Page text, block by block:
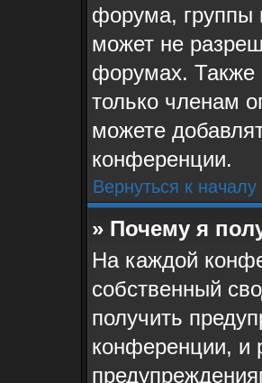
форума, группы
может не
форумах. Также
только членам
можете
конференции.
Вернуться к началу
» Почему я
На каждой
собственный
получить
конференции, и